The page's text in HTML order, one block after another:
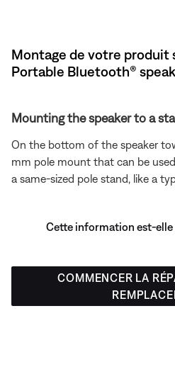
Montage de votre produit
Portable Bluetooth®
Mounting the speaker to a
On the bottom of the speaker
mm pole mount that can be
a same-sized pole stand, like a
Cette information est-elle
COMMENCER LA